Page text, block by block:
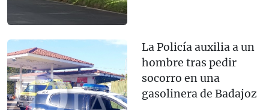
La Policía auxilia a un
hombre tras pedir
socorro en una
gasolinera de Badajoz